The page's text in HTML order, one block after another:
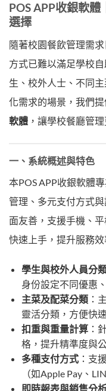
POS APP收銀軟
選擇
隨著校園餐飲管理需
方式已難以滿足學校
生、校外人士、不同
化需求的場景，我們
軟體 ，讓學校餐廳管
一、系統概述與特色
本POS APP收銀軟體
管理、多元支付方式
面友善，支援手機、
快速上手，提升服務效
學生與校外人員分
身份設定不同優惠
主菜及配菜分類：
靈活分類，方便快
扣重與重量計算：
格，提升精準度與
多種支付方式：支
（如Apple Pay、
即時報表與銷售分